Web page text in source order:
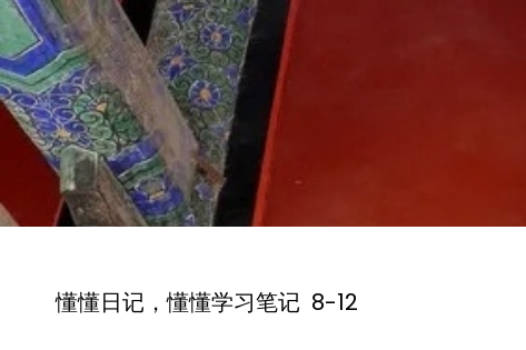
懂懂日记，懂懂学习笔记 8-12